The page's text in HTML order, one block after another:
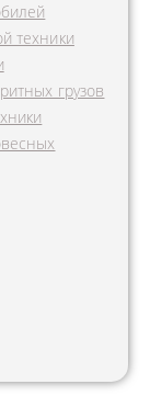
техники
грузов